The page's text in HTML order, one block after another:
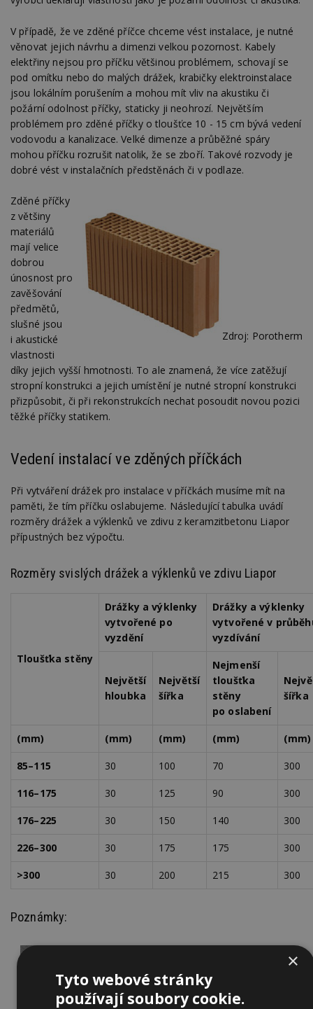
V případě, že ve zděné příčce chceme vést instalace, je nutné
věnovat jejich návrhu a dimenzi velkou pozornost. Kabely
elektřiny nejsou pro příčku většinou problémem, schovají se
pod omítku nebo do malých drážek, krabičky elektroinstalace
jsou lokálním porušením a mohou mít vliv na akustiku či
požární odolnost příčky, staticky ji neohrozí. Největším
problémem pro zděné příčky o tloušťce 10 - 15 cm bývá vedení
vodovodu a kanalizace. Velké dimenze a průběžné spáry
mohou příčku rozrušit natolik, že se zboří. Takové rozvody je
dobré vést v instalačních předstěnách či v podlaze.
Zdroj: Porotherm
Zděné příčky
z většiny
materiálů
mají velice
dobrou
únosnost pro
zavěšování
předmětů,
slušné jsou
i akustické
vlastnosti
díky jejich vyšší hmotnosti. To ale znamená, že více zatěžují
stropní konstrukci a jejich umístění je nutné stropní konstrukci
přizpůsobit, či při rekonstrukcích nechat posoudit novou pozici
těžké příčky statikem.
Vedení instalací ve zděných příčkách
Při vytváření drážek pro instalace v příčkách musíme mít na
paměti, že tím příčku oslabujeme. Následující tabulka uvádí
rozměry drážek a výklenků ve zdivu z keramzitbetonu Liapor
přípustných bez výpočtu.
Rozměry svislých drážek a výklenků ve zdivu Liapor
Tloušťka stěny
Drážky a výklenky
vytvořené po
vyzdění
Drážky a výklenky
vytvořené v
vyzdívání
Největší
hloubka
Největší
šířka
Nejmenší
tloušťka
stěny
po oslabení
šířka
(mm) (mm) (mm) (mm) (mm)
85–115 30 100 70 300
116–175 30 125 90 300
176–225 30 150 140 300
226–300 30 175 175 300
>300 30 200 215 300
Poznámky:
×
Tyto webové stránky
používají soubory cookie.